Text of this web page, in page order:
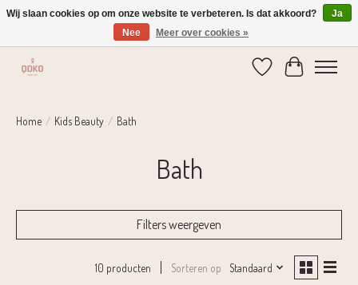
Verzending 1-2 dagen | Gratis verzending vanaf € 75,-
Verlanglijst
Home / Kids Beauty / Bath
Bath
Filters weergeven
10 producten Sorteren op Standaard
Wij slaan cookies op om onze website te verbeteren. Is dat akkoord?
Ja
Nee
Meer over cookies »